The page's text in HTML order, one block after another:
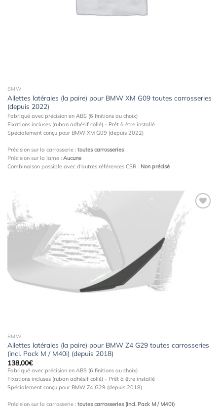
BMW
Ailettes latérales (la paire) pour BMW XM G09 toutes carrosseries
(depuis 2022)
Fabriqué avec précision en ABS (6 finitions au choix)
Fixations incluses (ruban adhésif collé) - Prêt à être installé
Spécialement conçu pour BMW XM G09 (depuis 2022)
Précision sur la carrosserie : toutes carrosseries
Précision sur la lame : Aucune
Combinaison possible avec d'autres références CSR : Non précisé
BMW
Ailettes latérales (la paire) pour BMW Z4 G29 toutes carrosseries
(incl. Pack M / M40i) (depuis 2018)
138,00€
Fabriqué avec précision en ABS (6 finitions au choix)
Fixations incluses (ruban adhésif collé) - Prêt à être installé
Spécialement conçu pour BMW Z4 G29 (depuis 2018)
Précision sur la carrosserie : toutes carrosseries (incl. Pack M / M40i)